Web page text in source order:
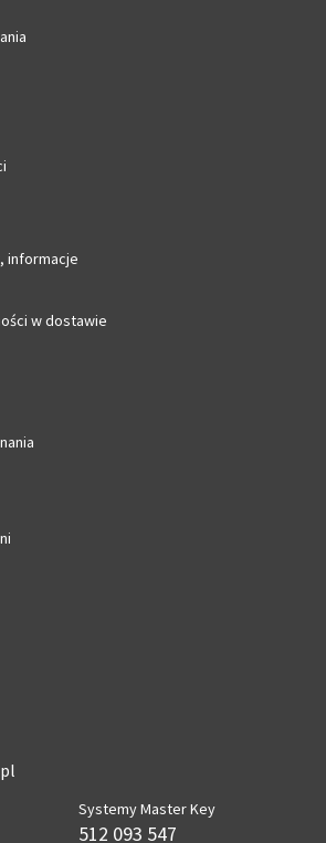
informacje
w dostawie
Systemy Master Key
512 093 547